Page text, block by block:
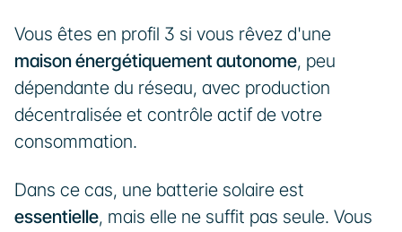
maison énergétiquement autonome, peu
dépendante du réseau, avec production
décentralisée et contrôle actif de votre
consommation.
essentielle, mais elle ne suffit pas seule. Vous